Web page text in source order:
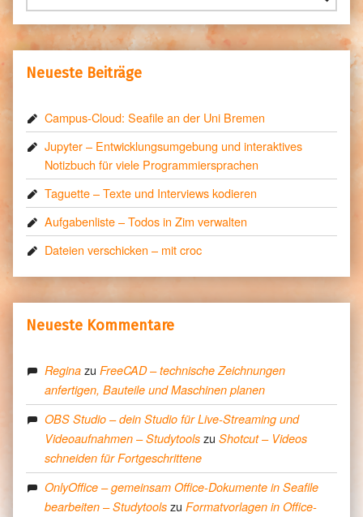
Neueste Beiträge
Campus-Cloud: Seafile an der Uni Bremen
Jupyter – Entwicklungsumgebung und interaktives
Notizbuch für viele Programmiersprachen
Taguette – Texte und Interviews kodieren
Aufgabenliste – Todos in Zim verwalten
Dateien verschicken – mit croc
Neueste Kommentare
Regina zuFreeCAD – technische Zeichnungen
anfertigen, Bauteile und Maschinen planen
OBS Studio – dein Studio für Live-Streaming und
Videoaufnahmen – Studytools zuShotcut – Videos
schneiden für Fortgeschrittene
OnlyOffice – gemeinsam Office-Dokumente in Seafile
bearbeiten – Studytools zuFormatvorlagen in Office-